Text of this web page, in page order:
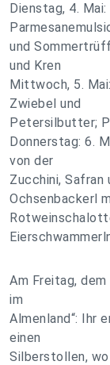
Dienstag, 4.
und
und Kren
Mittwoch, 5.
Zwiebel und
Petersilbutter;
Donnerstag: 6.
von der
Zucchini, Safran
Ochsenbackerl
Am Freitag,
im
Almenland“: Ihr
einen
Silberstollen,